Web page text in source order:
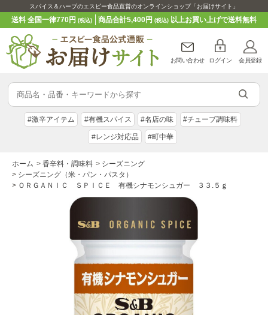
スパイス＆ハーブのエスビー食品直営のオンラインショップ「お届けサイト」
送料 全国一律770円(税込) 商品合計5,400円 (税込)以上お買い上げで送料無料
お問い合わせ ログイン 会員登録
#激辛アイテム #有機スパイス #名店の味 #チューブ調味料
#レンジ対応品 #町中華
ホーム > 香辛料・調味料 > シーズニング
> シーズニング（米・パン・パスタ）
> ＯＲＧＡＮＩＣ ＳＰＩＣＥ 有機シナモンシュガー ３３.５ｇ